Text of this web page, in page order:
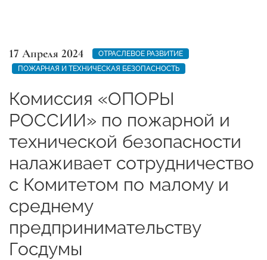
17 Апреля 2024
ОТРАСЛЕВОЕ РАЗВИТИЕ
ПОЖАРНАЯ И ТЕХНИЧЕСКАЯ БЕЗОПАСНОСТЬ
Комиссия «ОПОРЫ
РОССИИ» по пожарной и
технической безопасности
налаживает сотрудничество
с Комитетом по малому и
среднему
предпринимательству
Госдумы